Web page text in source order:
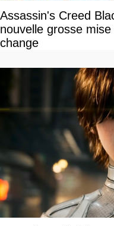
Assassin's Creed
nouvelle grosse
change